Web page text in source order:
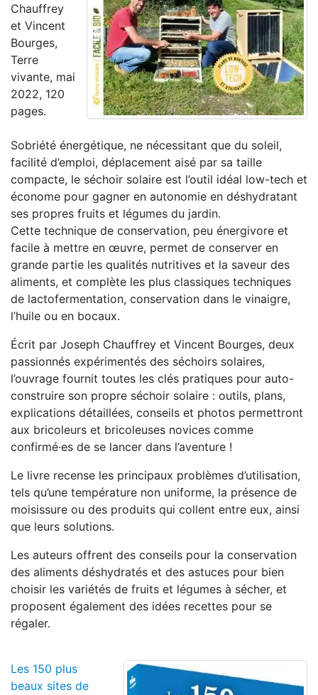
Chauffrey
et Vincent
Bourges,
Terre
vivante, mai
2022, 120
pages.
Sobriété énergétique, ne nécessitant que du soleil,
facilité d’emploi, déplacement aisé par sa taille
compacte, le séchoir solaire est l’outil idéal low-tech et
économe pour gagner en autonomie en déshydratant
ses propres fruits et légumes du jardin.
Cette technique de conservation, peu énergivore et
facile à mettre en œuvre, permet de conserver en
grande partie les qualités nutritives et la saveur des
aliments, et complète les plus classiques techniques
de lactofermentation, conservation dans le vinaigre,
l’huile ou en bocaux.
Écrit par Joseph Chauffrey et Vincent Bourges, deux
passionnés expérimentés des séchoirs solaires,
l’ouvrage fournit toutes les clés pratiques pour auto-
construire son propre séchoir solaire : outils, plans,
explications détaillées, conseils et photos permettront
aux bricoleurs et bricoleuses novices comme
confirmé·es de se lancer dans l’aventure !
Le livre recense les principaux problèmes d’utilisation,
tels qu’une température non uniforme, la présence de
moisissure ou des produits qui collent entre eux, ainsi
que leurs solutions.
Les auteurs offrent des conseils pour la conservation
des aliments déshydratés et des astuces pour bien
choisir les variétés de fruits et légumes à sécher, et
proposent également des idées recettes pour se
régaler.
Les 150 plus
beaux sites de